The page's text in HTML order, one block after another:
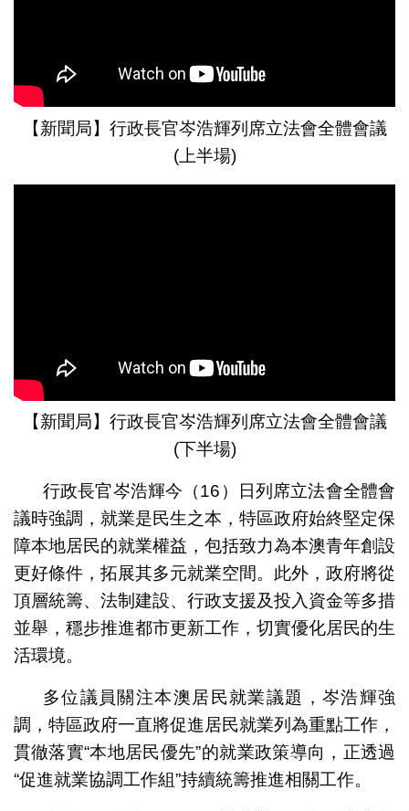
【新聞局】行政長官岑浩輝列席立法會全體會議
(上半場)
【新聞局】行政長官岑浩輝列席立法會全體會議
(下半場)
行政長官岑浩輝今（16）日列席立法會全體會
議時強調，就業是民生之本，特區政府始終堅定保
障本地居民的就業權益，包括致力為本澳青年創設
更好條件，拓展其多元就業空間。此外，政府將從
頂層統籌、法制建設、行政支援及投入資金等多措
並舉，穩步推進都市更新工作，切實優化居民的生
活環境。
多位議員關注本澳居民就業議題，岑浩輝強
調，特區政府一直將促進居民就業列為重點工作，
貫徹落實“本地居民優先”的就業政策導向，正透過
“促進就業協調工作組”持續統籌推進相關工作。